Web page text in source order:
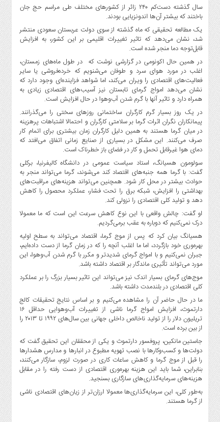
سال گذشته دست‌کم ۲۴۰ زائر از کشورهای مختلف طی مراسم حج جان
باختند که بیشتر آن‌ها اندونزیایی بودند.
یک مطالعه تحقیقی که ماه گذشته از سوی دولت عربستان سعودی منتشر
شد، نشان می‌دهد که تاثیر تغییرات اقلیمی بر این کشور، به افزایش
قابل‌توجه دما منجر شده است.
در همین حال اکونومی در گزارشی نوشت که در طول ماه‌های زمستان،
اغلب در مورد هوای سرد و طوفان می‌شنویم که خرده‌فروشی یا سایر
فعالیت‌های اقتصادی را ویران می‌کند، اما شواهد فزاینده‌ای وجود دارد که
نشان می‌دهد امواج گرمای تابستان نیز آسیب‌های اقتصادی زیادی به
همراه دارد و تاثیر آنها با گرم شدن آب‌وهوا در حال افزایش است.
در یک روز بسیار گرم کارگران ساختمانی روزهای سختی را می‌گذرانند.
پیمانکاران نگران اثرات گرما بر سلامتی کارگران و احتمالا اشتباهات پرهزینه
در میان گرما هستند به همین دلیل کارگران زمان بیشتری برای اتمام کار
صرف می‌کنند. این مشکل در بسیاری از صنایع زمانی اتفاق می‌افتد که
دمای هوا غیرقابل تحمل و کار در فضای باز خطرناک است.
سولومون هسیانگ، استاد سیاست عمومی در دانشگاه کالیفرنیا، برکلی
گفت: با گرما همه جنبه‌های اقتصاد کند می‌شوند، گرما می‌تواند منجر به
حوادث بیشتر در محل کار شود. همچنین می‌تواند هزینه‌های مراقبت‌های
بهداشتی را افزایش، شبکه برق را تحت فشار، عملکرد محصول را کاهش
دهد و تولید کلی اقتصادی را نزولی کند.
او گفت: چالش واقعی با این نوع کاهش سرعت این است که ما معمولا
درک نمی‌کنیم که دوباره به عقب برمی‌گردیم.
هسیانگ بیان کرد که پس از موج گرما، اقتصاد می‌تواند به سطح اولیه
بهره‌وری خود بازگردد، اما ما اغلب آنچه را که در زمان گرما از دست داده‌ایم،
جبران نمی‌کنیم و با امواج گرمای شدیدتر و مکرر با گرم شدن آب‌وهوا، این
مورد می‌تواند تأثیری ماندگار بر اقتصاد داشته باشد.
موج‌های گرمای بسیار اندک نیز می‌تواند این تاثیر بسیار بزرگ را بر عملکرد
کلی اقتصادی در بلندمدت داشته باشد.
ما در حال حاضر آن را مشاهده می‌کنیم و بر اساس نتایج تحقیقات کالج
دارتموث، افزایش امواج گرما ناشی از تغییرات آب‌وهوایی حداقل ۱۶
تریلیون دلار را از تولید ناخالص داخلی جهانی بین سال‌های ۱۹۹۲ تا ۲۰۱۳ را
از بین برده است.
جاستین مانکین، پروفسور دارتموث و یکی از محققان این تحقیق گفت که
دولت‌ها و کسب‌وکارها با نصب تهویه مطبوع در انبارها و مدارس هشدارها
را قبل از موج گرما و کاهش ساعات کاری در صورت لزوم، سازگار می‌کنند،
بنابراین، شما باید این هزینه بهره‌وری اقتصادی از دست رفته را در مقابل
هزینه‌های سرمایه‌گذاری‌های سازگاری بسنجید.
به‌طور کلی، این سرمایه‌گذاری‌ها معمولا ارزان‌تر از زیان‌های اقتصادی ناشی
از گرما هستند.